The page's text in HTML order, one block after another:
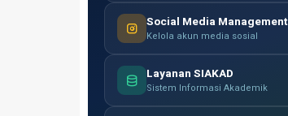
Social Media Management
Kelola akun media sosial
Layanan SIAKAD
Sistem Informasi Akademik